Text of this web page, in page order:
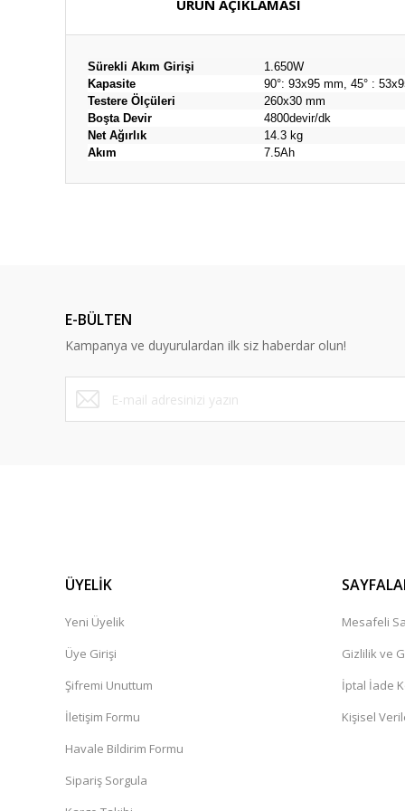
ÜRÜN AÇIKLAMASI
Sürekli Akım Girişi
1.650W
Kapasite
90°: 93x95 mm, 45° :
Testere Ölçüleri
260x30 mm
Boşta Devir
4800devir/dk
Net Ağırlık
14.3 kg
Akım
7.5Ah
E-BÜLTEN
Kampanya ve duyurulardan ilk siz haberdar olun!
ÜYELİK
Yeni Üyelik
Üye Girişi
Şifremi Unuttum
İletişim Formu
Havale Bildirim Formu
Sipariş Sorgula
Mesafeli
Gizlilik ve
İptal İade
Kişisel